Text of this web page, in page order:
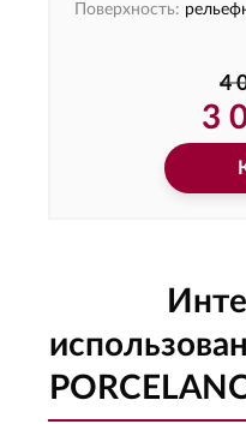
Поверхность:
4
3